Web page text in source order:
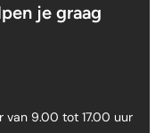
je graag
van 9.00 tot 17.00 uur